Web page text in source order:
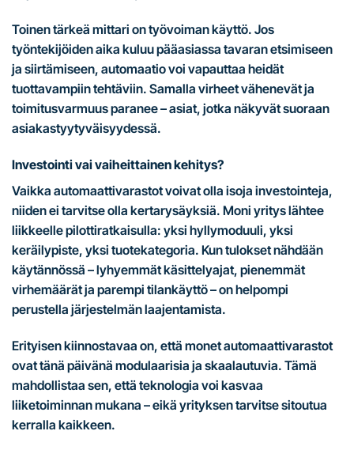
Toinen tärkeä mittari on työvoiman käyttö. Jos
työntekijöiden aika kuluu pääasiassa tavaran etsimiseen
ja siirtämiseen, automaatio voi vapauttaa heidät
tuottavampiin tehtäviin. Samalla virheet vähenevät ja
toimitusvarmuus paranee – asiat, jotka näkyvät suoraan
asiakastyytyväisyydessä.
Investointi vai vaiheittainen kehitys?
Vaikka automaattivarastot voivat olla isoja investointeja,
niiden ei tarvitse olla kertarysäyksiä. Moni yritys lähtee
liikkeelle pilottiratkaisulla: yksi hyllymoduuli, yksi
keräilypiste, yksi tuotekategoria. Kun tulokset nähdään
käytännössä – lyhyemmät käsittelyajat, pienemmät
virhemäärät ja parempi tilankäyttö – on helpompi
perustella järjestelmän laajentamista.
Erityisen kiinnostavaa on, että monet automaattivarastot
ovat tänä päivänä modulaarisia ja skaalautuvia. Tämä
mahdollistaa sen, että teknologia voi kasvaa
liiketoiminnan mukana – eikä yrityksen tarvitse sitoutua
kerralla kaikkeen.